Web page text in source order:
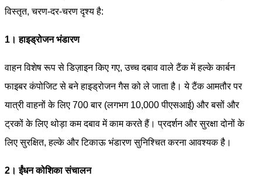
विस्तृत, चरण-दर-चरण दृश्य है:
1। हाइड्रोजन भंडारण
वाहन विशेष रूप से डिज़ाइन किए गए, उच्च दबाव वाले टैंक में हल्के कार्बन
फाइबर कंपोजिट से बने हाइड्रोजन गैस को ले जाता है। ये टैंक आमतौर पर
यात्री वाहनों के लिए 700 बार (लगभग 10,000 पीएसआई) और बसों और
ट्रकों के लिए थोड़ा कम दबाव में काम करते हैं। प्रदर्शन और सुरक्षा दोनों के
लिए सुरक्षित, हल्के और टिकाऊ भंडारण सुनिश्चित करना आवश्यक है।
2। ईंधन कोशिका संचालन